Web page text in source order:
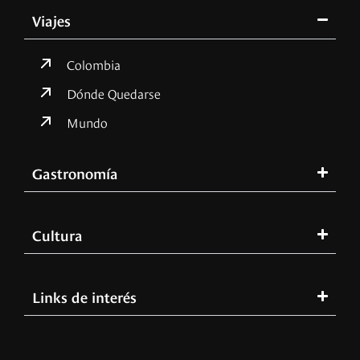
Viajes
Colombia
Dónde Quedarse
Mundo
Gastronomía
Cultura
Links de interés